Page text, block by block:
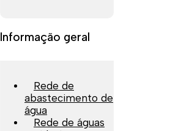
Informação geral
Rede de
abastecimento de
água
Rede de águas